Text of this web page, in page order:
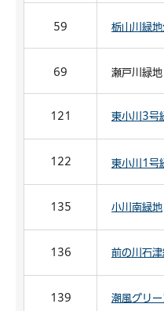
59 栃山川緑地
69 瀬戸川緑地
121 東小川3号
122 東小川1号
135 小川南緑地
136 前の川石
139 潮風グリ